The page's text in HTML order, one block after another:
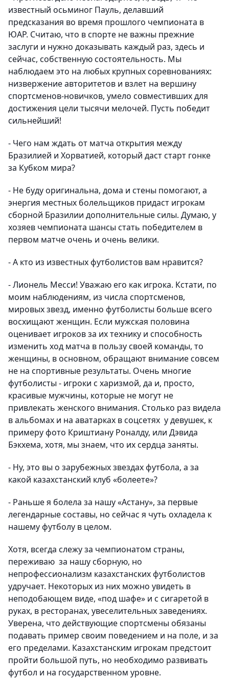
известный осьминог Пауль, делавший
предсказания во время прошлого чемпионата в
ЮАР. Считаю, что в спорте не важны прежние
заслуги и нужно доказывать каждый раз, здесь и
сейчас, собственную состоятельность. Мы
наблюдаем это на любых крупных соревнованиях:
низвержение авторитетов и взлет на вершину
спортсменов-новичков, умело совместивших для
достижения цели тысячи мелочей. Пусть победит
сильнейший!
- Чего нам ждать от матча открытия между
Бразилией и Хорватией, который даст старт гонке
за Кубком мира?
- Не буду оригинальна, дома и стены помогают, а
энергия местных болельщиков придаст игрокам
сборной Бразилии дополнительные силы. Думаю, у
хозяев чемпионата шансы стать победителем в
первом матче очень и очень велики.
- А кто из известных футболистов вам нравится?
- Лионель Месси! Уважаю его как игрока. Кстати, по
моим наблюдениям, из числа спортсменов,
мировых звезд, именно футболисты больше всего
восхищают женщин. Если мужская половина
оценивает игроков за их технику и способность
изменить ход матча в пользу своей команды, то
женщины, в основном, обращают внимание совсем
не на спортивные результаты. Очень многие
футболисты - игроки с харизмой, да и, просто,
красивые мужчины, которые не могут не
привлекать женского внимания. Столько раз видела
в альбомах и на аватарках в соцсетях у девушек, к
примеру фото Криштиану Роналду, или Дэвида
Бэкхема, хотя, мы знаем, что их сердца заняты.
- Ну, это вы о зарубежных звездах футбола, а за
какой казахстанский клуб «болеете»?
- Раньше я болела за нашу «Астану», за первые
легендарные составы, но сейчас я чуть охладела к
нашему футболу в целом.
Хотя, всегда слежу за чемпионатом страны,
переживаю за нашу сборную, но
непрофессионализм казахстанских футболистов
удручает. Некоторых из них можно увидеть в
неподобающем виде, «под шафе» и с сигаретой в
руках, в ресторанах, увеселительных заведениях.
Уверена, что действующие спортсмены обязаны
подавать пример своим поведением и на поле, и за
его пределами. Казахстанским игрокам предстоит
пройти большой путь, но необходимо развивать
футбол и на государственном уровне.